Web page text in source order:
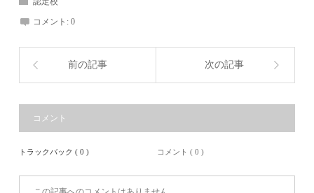
コメント:0
前の記事 次の記事
コメント
トラックバック ( 0 ) コメント ( 0 )